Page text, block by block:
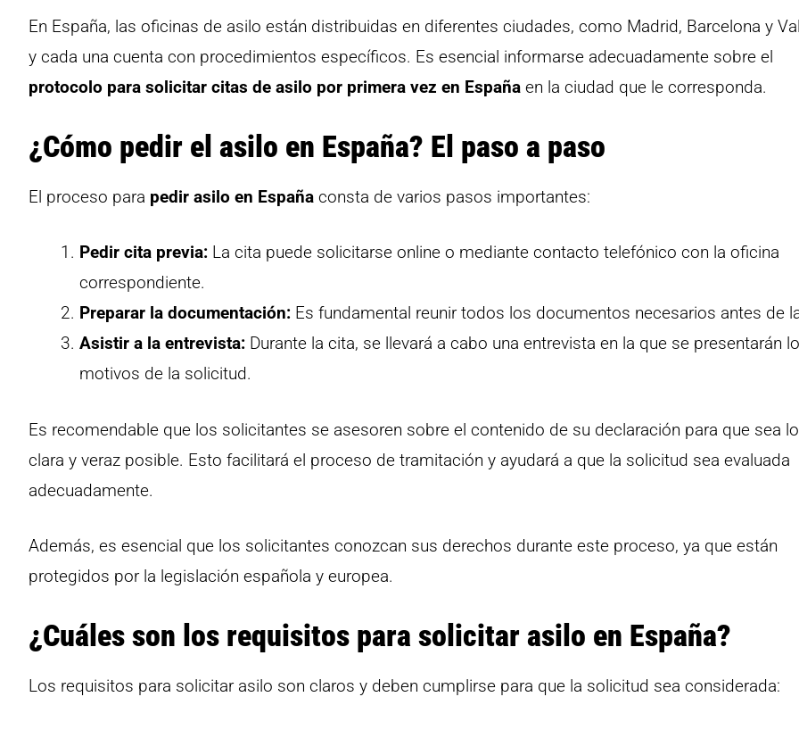
En España, las oficinas de asilo están distribuidas en diferentes ciudades, como Madrid, Barcelona y
y cada una cuenta con procedimientos específicos. Es esencial informarse adecuadamente sobre el
protocolo para solicitar citas de asilo por primera vez en España en la ciudad que le corresponda.
¿Cómo pedir el asilo en España? El paso a paso
El proceso para pedir asilo en España consta de varios pasos importantes:
Pedir cita previa: La cita puede solicitarse online o mediante contacto telefónico con la oficina
correspondiente.
Preparar la documentación: Es fundamental reunir todos los documentos necesarios antes de
Asistir a la entrevista: Durante la cita, se llevará a cabo una entrevista en la que se presentarán
motivos de la solicitud.
Es recomendable que los solicitantes se asesoren sobre el contenido de su declaración para que sea
clara y veraz posible. Esto facilitará el proceso de tramitación y ayudará a que la solicitud sea evaluada
adecuadamente.
Además, es esencial que los solicitantes conozcan sus derechos durante este proceso, ya que están
protegidos por la legislación española y europea.
¿Cuáles son los requisitos para solicitar asilo en España?
Los requisitos para solicitar asilo son claros y deben cumplirse para que la solicitud sea considerada: